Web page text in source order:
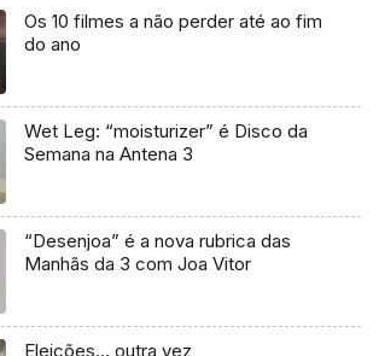
Os 10 filmes a não perder até ao fim
do ano
Wet Leg: “moisturizer” é Disco da
Semana na Antena 3
“Desenjoa” é a nova rubrica das
Manhãs da 3 com Joa Vitor
Eleições… outra vez